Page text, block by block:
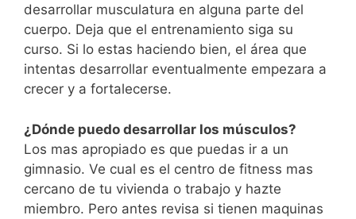
desarrollar musculatura en alguna parte del
cuerpo. Deja que el entrenamiento siga su
curso. Si lo estas haciendo bien, el área que
intentas desarrollar eventualmente empezara a
crecer y a fortalecerse.
¿Dónde puedo desarrollar los músculos?
Los mas apropiado es que puedas ir a un
gimnasio. Ve cual es el centro de fitness mas
cercano de tu vivienda o trabajo y hazte
miembro. Pero antes revisa si tienen maquinas